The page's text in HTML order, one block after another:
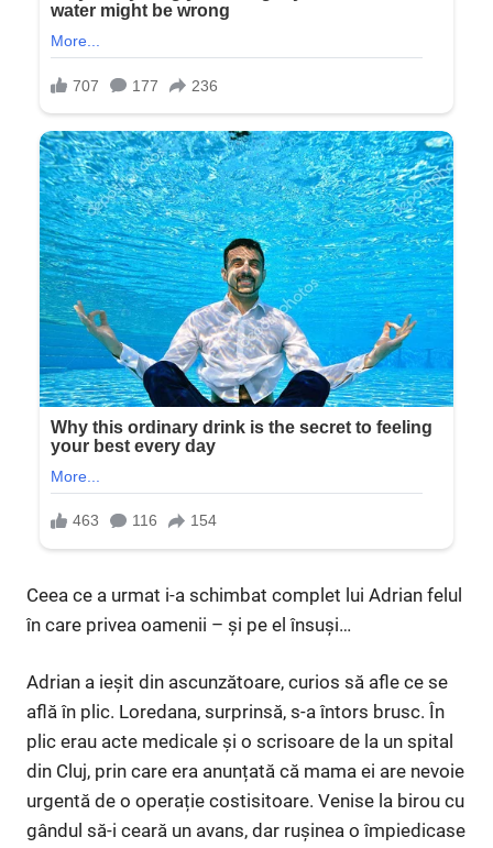
Ceea ce a urmat i-a schimbat complet lui Adrian felul
în care privea oamenii – și pe el însuși…
Adrian a ieșit din ascunzătoare, curios să afle ce se
află în plic. Loredana, surprinsă, s-a întors brusc. În
plic erau acte medicale și o scrisoare de la un spital
din Cluj, prin care era anunțată că mama ei are nevoie
urgentă de o operație costisitoare. Venise la birou cu
gândul să-i ceară un avans, dar rușinea o împiedicase